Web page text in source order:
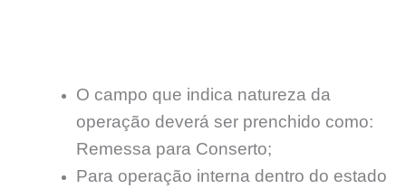
O campo que indica natureza da
operação deverá ser prenchido como:
Remessa para Conserto;
Para operação interna dentro do estado